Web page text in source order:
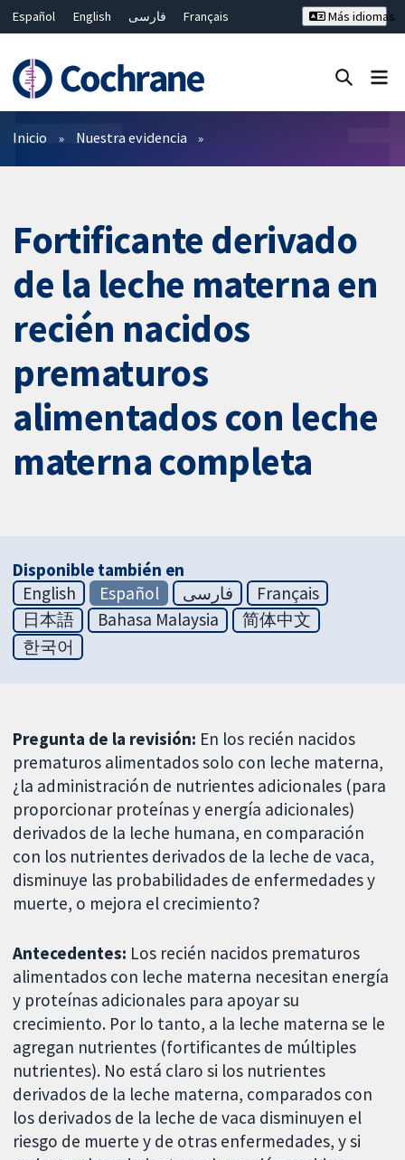
Español English فارسی
Français
Bahasa Malaysia
ไทย 繁體中文
Más idiomas
Filtros
Inicio Nuestra evidencia
Fortificante derivado
de la leche materna en
recién nacidos
prematuros
alimentados con leche
materna completa
Disponible también en
English
Español فارسی
Français
日本語
Bahasa Malaysia
简体中文
한국어
Pregunta de la revisión: En los recién nacidos
prematuros alimentados solo con leche materna,
¿la administración de nutrientes adicionales (para
proporcionar proteínas y energía adicionales)
derivados de la leche humana, en comparación
con los nutrientes derivados de la leche de vaca,
disminuye las probabilidades de enfermedades y
muerte, o mejora el crecimiento?
Antecedentes: Los recién nacidos prematuros
alimentados con leche materna necesitan energía
y proteínas adicionales para apoyar su
crecimiento. Por lo tanto, a la leche materna se le
agregan nutrientes (fortificantes de múltiples
nutrientes). No está claro si los nutrientes
derivados de la leche materna, comparados con
los derivados de la leche de vaca disminuyen el
riesgo de muerte y de otras enfermedades, y si